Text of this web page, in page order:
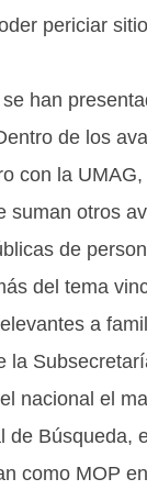
periciar
han
de los
con la
suman otros
de
del tema
a
la
nacional el
de Búsqueda,
como MOP